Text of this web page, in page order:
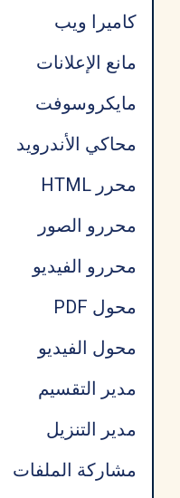
كاميرا ويب
مانع الإعلانات
مايكروسوفت
محاكي الأندرويد
محرر HTML
محررو الصور
محررو الفيديو
محول PDF
محول الفيديو
مدير التقسيم
مدير التنزيل
مشاركة الملفات